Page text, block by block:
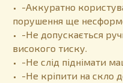
-Аккуратно
порушення ще
-Не допускається
високого тиску.
-Не слід піднімати
-Не кріпити на скло